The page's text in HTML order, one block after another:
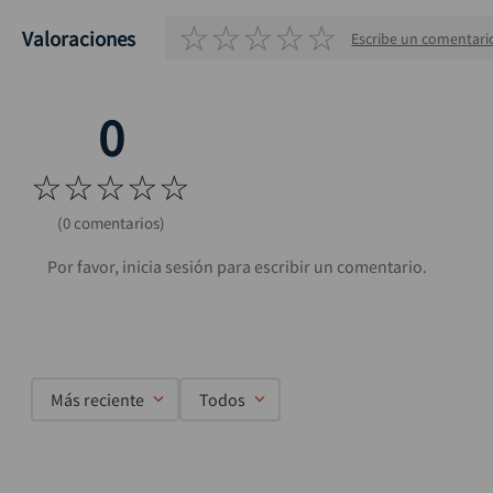
Valoraciones ☆☆☆☆☆ Escribe un
☆☆☆☆☆
(0 comentarios)
Más reciente Todos